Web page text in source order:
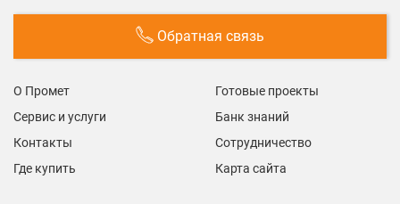
Обратная связь
О Промет
Готовые проекты
Сервис и услуги
Банк знаний
Контакты
Сотрудничество
Где купить
Карта сайта